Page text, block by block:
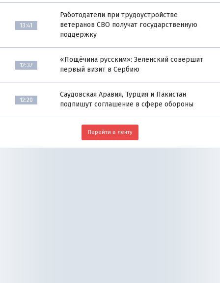
13:41
Работодатели при трудоустройстве
ветеранов СВО получат государственную
поддержку
12:37
«Пощёчина русским»: Зеленский совершит
первый визит в Сербию
12:20
Саудовская Аравия, Турция и Пакистан
подпишут соглашение в сфере обороны
Перейти в ленту